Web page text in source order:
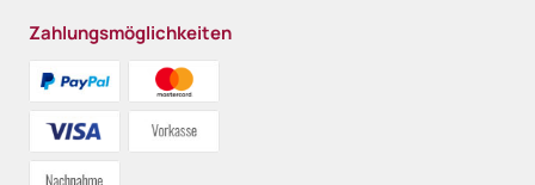
Zahlungsmöglichkeiten